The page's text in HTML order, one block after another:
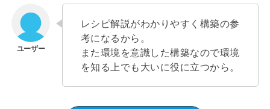
レシピ解説がわかりやすく構築の参
考になるから。
また環境を意識した構築なので環境
を知る上でも大いに役に立つから。